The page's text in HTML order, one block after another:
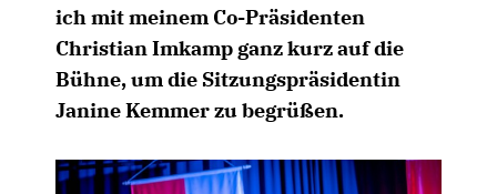
ich mit meinem Co-Präsidenten
Christian Imkamp ganz kurz auf die
Bühne, um die Sitzungspräsidentin
Janine Kemmer zu begrüßen.